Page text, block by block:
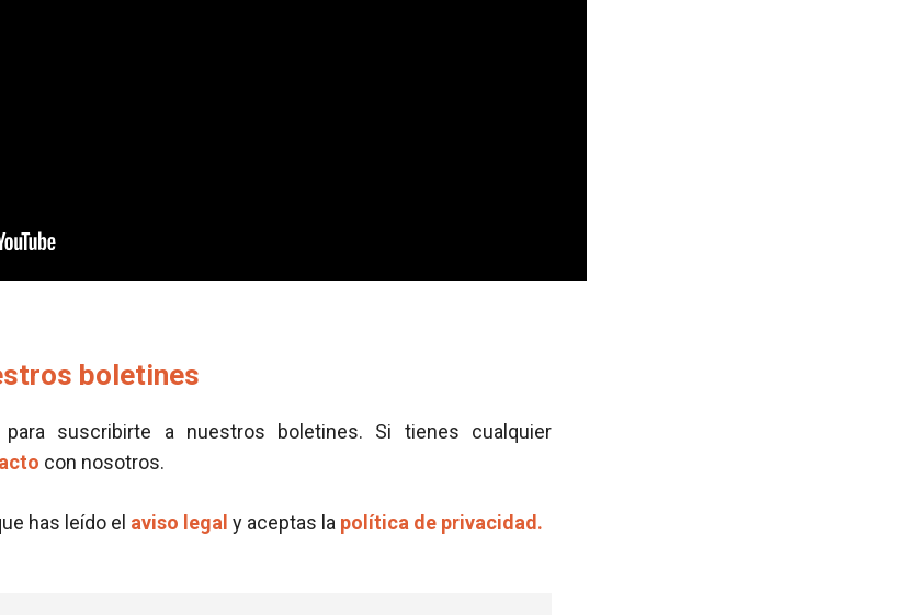
boletines
suscribirte a nuestros boletines. Si tienes cualquier
con nosotros.
has leído el aviso legal y aceptas la política de privacidad.